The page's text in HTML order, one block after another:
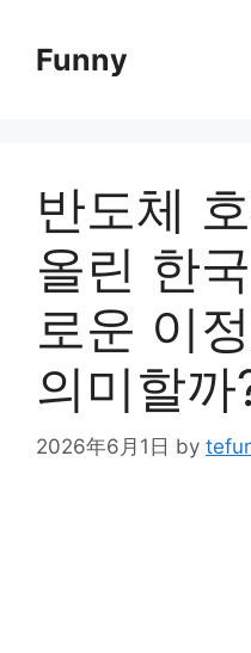
contentFunny
반도체
올린 한
로운 이
의미할까
2026年6月1日 by